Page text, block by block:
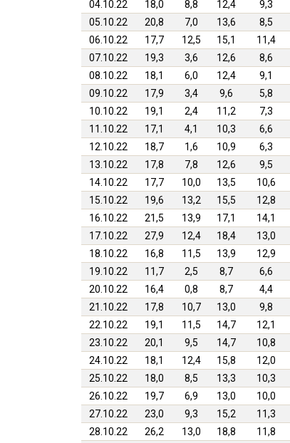
04.10.22
18,0 8,8 12,4 9,3
05.10.22
20,8 7,0 13,6 8,5
06.10.22
17,7 12,5 15,1 11,4
07.10.22
19,3 3,6 12,6 8,6
08.10.22
18,1 6,0 12,4 9,1
09.10.22
17,9 3,4 9,6 5,8
10.10.22
19,1 2,4 11,2 7,3
11.10.22
17,1 4,1 10,3 6,6
12.10.22
18,7 1,6 10,9 6,3
13.10.22
17,8 7,8 12,6 9,5
14.10.22
17,7 10,0 13,5 10,6
15.10.22
19,6 13,2 15,5 12,8
16.10.22
21,5 13,9 17,1 14,1
17.10.22
27,9 12,4 18,4 13,0
18.10.22
16,8 11,5 13,9 12,9
19.10.22
11,7 2,5 8,7 6,6
20.10.22
16,4 0,8 8,7 4,4
21.10.22
17,8 10,7 13,0 9,8
22.10.22
19,1 11,5 14,7 12,1
23.10.22
20,1 9,5 14,7 10,8
24.10.22
18,1 12,4 15,8 12,0
25.10.22
18,0 8,5 13,3 10,3
26.10.22
19,7 6,9 13,0 10,0
27.10.22
23,0 9,3 15,2 11,3
28.10.22
26,2 13,0 18,8 11,8